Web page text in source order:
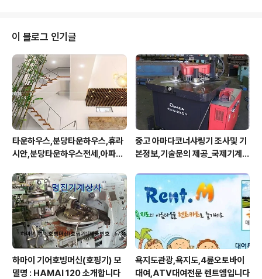
로 드러났다. 발표내용에 따르면, 8월과 비교해 기계장비
는 6.4%, 1차 금속은 2.6%, 전기장비는 4.4% 등이 각각
증가했으나, 파업의 여파로 자동차 분야는 오히려 5.8%
감소했다. 지난해 같은 기간과 비교했을 때는 1차 금속이
8.4% 상승한 것을 비롯해 기계장비 7.8%, 금속가공 8.
8% 등이 증가..
이 블로그 인기글
타운하우스,분당타운하우스,휴라
시안,분당타운하우스전세,아파트
중고 아마다코너샤링기 조사및 기
본정보,기술문의 제공_국제기계연
하마이 기어호빙머신(호핑기) 모
델명 : HAMAI 120 소개합니다
욕지도관광,욕지도,4륜오토바이
대여,ATV대여전문 렌트엠입니다